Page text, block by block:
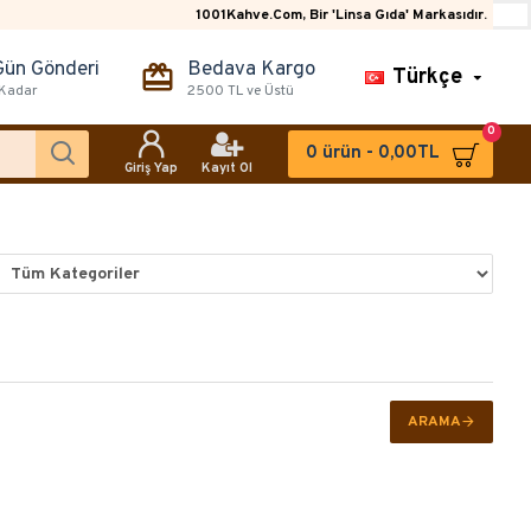
1001Kahve.Com, Bir 'Linsa Gıda' Markasıdır.
Gönderi Bedava Kargo
2500 TL ve Üstü
Türkçe
Giriş Yap Kayıt Ol
0 ürün - 0,00TL
0
ARAMA